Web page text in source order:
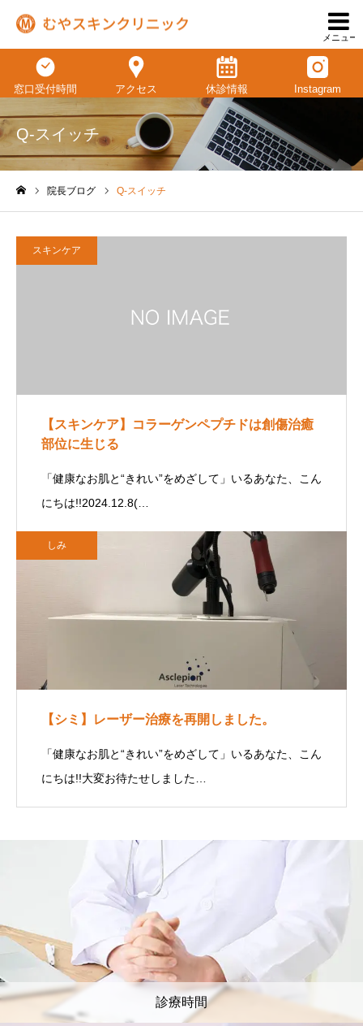
メニュー
窓口受付時間 アクセス 休診情報 Instagram
Q-スイッチ
院長ブログ Q-スイッチ
スキンケア
【スキンケア】コラーゲンペプチドは創傷治癒
部位に生じる
「健康なお肌と“きれい”をめざして」いるあなた、こん
にちは!!2024.12.8(…
しみ
【シミ】レーザー治療を再開しました。
「健康なお肌と“きれい”をめざして」いるあなた、こん
にちは!!大変お待たせしました…
診療時間